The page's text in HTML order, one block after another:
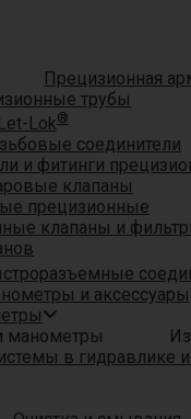
Прецизионная
трубы
Lok®
соединители
и фитинги
клапаны
прецизионные
клапаны и
и аксессуары
в гидравлике